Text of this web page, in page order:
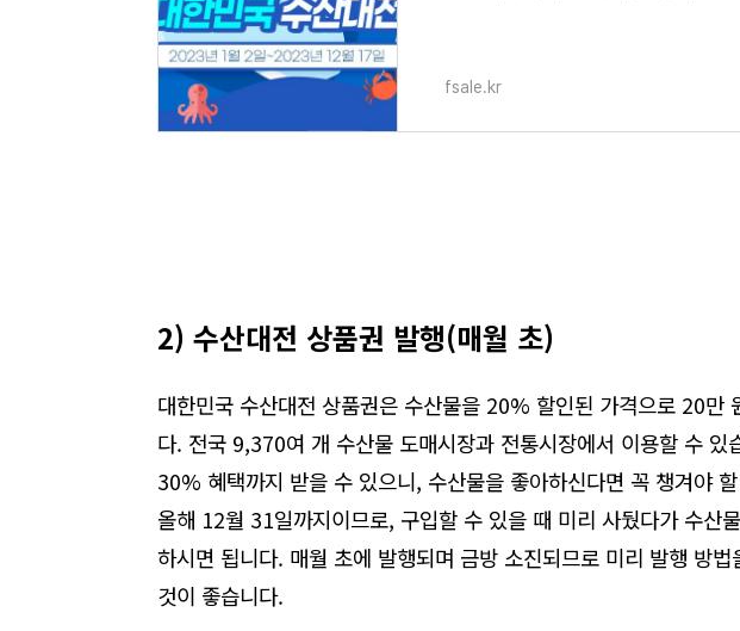
fsale.kr
2) 수산대전 상품권 발행(매월 초)
대한민국 수산대전 상품권은 수산물을 20% 할인된 가격으로 20만
다. 전국 9,370여 개 수산물 도매시장과 전통시장에서 이용할 수 있
30% 혜택까지 받을 수 있으니, 수산물을 좋아하신다면 꼭 챙겨야
올해 12월 31일까지이므로, 구입할 수 있을 때 미리 사뒀다가 수산
하시면 됩니다. 매월 초에 발행되며 금방 소진되므로 미리 발행 방
것이 좋습니다.